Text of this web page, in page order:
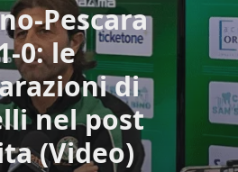
Pescara
0: le
di
nel post
(Video)